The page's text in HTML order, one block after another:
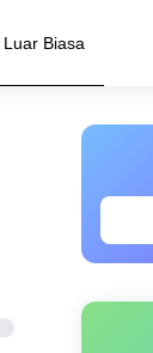
Luar Biasa